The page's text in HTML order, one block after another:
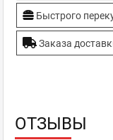
Быстрого
Заказа
ОТЗЫВЫ